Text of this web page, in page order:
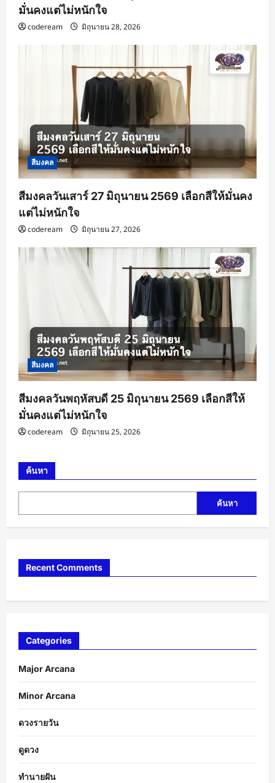
มั่นคงแต่ไม่หนักใจ
codeream มิถุนายน 28, 2026
สีมงคล
สีมงคลวันเสาร์ 27 มิถุนายน 2569 เลือกสีให้มั่นคง
แต่ไม่หนักใจ
codeream มิถุนายน 27, 2026
สีมงคล
สีมงคลวันพฤหัสบดี 25 มิถุนายน 2569 เลือกสีให้
มั่นคงแต่ไม่หนักใจ
codeream มิถุนายน 25, 2026
ค้นหา
ค้นหา
Recent Comments
Categories
Major Arcana
Minor Arcana
ดวงรายวัน
ดูดวง
ทำนายฝัน